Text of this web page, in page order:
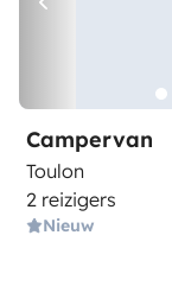
Campervan
Toulon
2 reizigers
Nieuw